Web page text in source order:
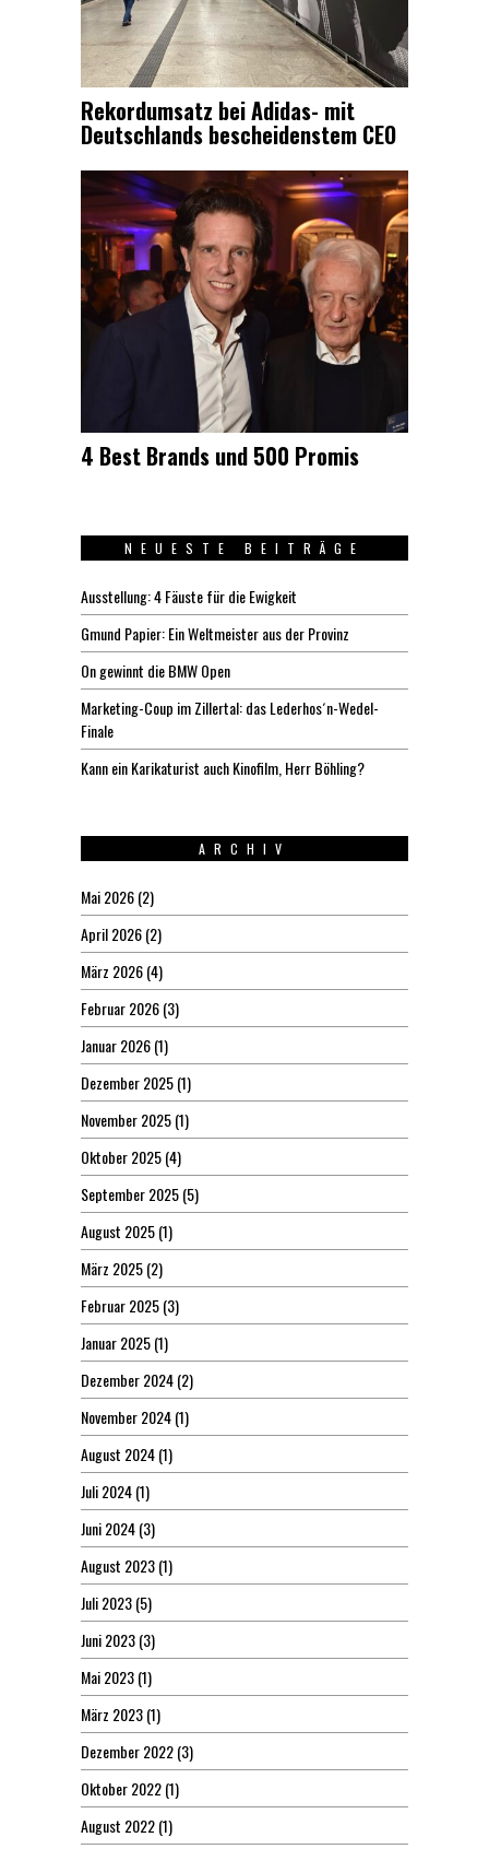
Rekordumsatz bei Adidas- mit
Deutschlands bescheidenstem CEO
4 Best Brands und 500 Promis
NEUESTE BEITRÄGE
Ausstellung: 4 Fäuste für die Ewigkeit
Gmund Papier: Ein Weltmeister aus der Provinz
On gewinnt die BMW Open
Marketing-Coup im Zillertal: das Lederhos´n-Wedel-
Finale
Kann ein Karikaturist auch Kinofilm, Herr Böhling?
ARCHIV
Mai 2026(2)
April 2026(2)
März 2026(4)
Februar 2026(3)
Januar 2026(1)
Dezember 2025(1)
November 2025(1)
Oktober 2025(4)
September 2025(5)
August 2025(1)
März 2025(2)
Februar 2025(3)
Januar 2025(1)
Dezember 2024(2)
November 2024(1)
August 2024(1)
Juli 2024(1)
Juni 2024(3)
August 2023(1)
Juli 2023(5)
Juni 2023(3)
Mai 2023(1)
März 2023(1)
Dezember 2022(3)
Oktober 2022(1)
August 2022(1)